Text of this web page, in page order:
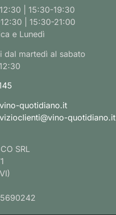
| 15:30-19:30
| 15:30-21:00
e Lunedì
dal martedì al sabato
quotidiano.it
quotidiano.it
SRL